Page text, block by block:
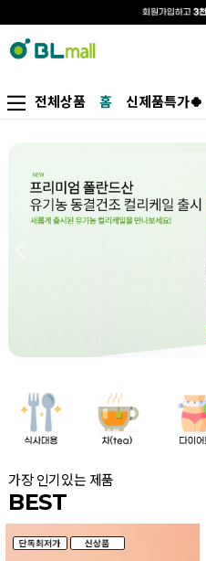
전체상품 홈 신제품특가🍀
가장 인기있는 제품
BEST